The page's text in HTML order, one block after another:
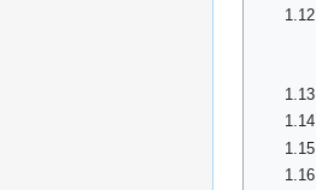
1.12
1.13
1.14
1.15
1.16